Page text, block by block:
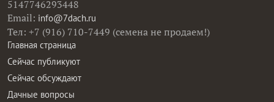
Сейчас публикуют
Сейчас обсуждают
Дачные вопросы
Помощь
Все товары
Все фото